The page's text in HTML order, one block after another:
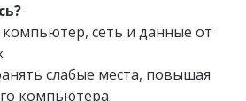
сеть и данные от
слабые места, повышая
компьютера